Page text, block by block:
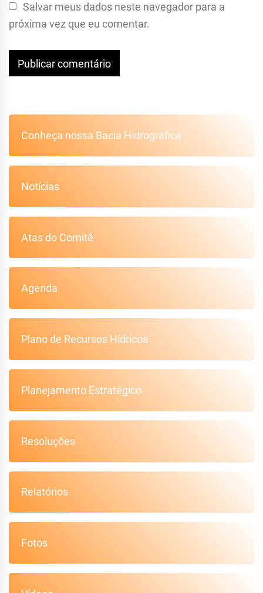
Salvar meus dados neste navegador para a
próxima vez que eu comentar.
Conheça nossa Bacia Hidrográfica
Notícias
Atas do Comitê
Agenda
Plano de Recursos Hídricos
Planejamento Estratégico
Resoluções
Relatórios
Fotos